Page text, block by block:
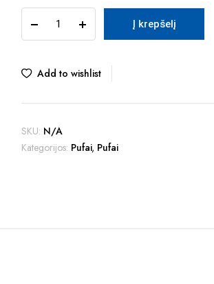
100,00 €.
89,00 €.
GABIJA
pufas
Į krepšelį
Add to wishlist
SKU: N/A
Kategorijos: Pufai, Pufai